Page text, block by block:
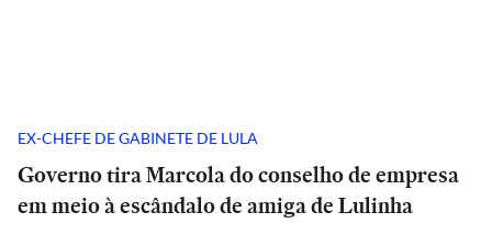
EX-CHEFE DE GABINETE DE LULA
Governo tira Marcola do conselho de empresa
em meio à escândalo de amiga de Lulinha